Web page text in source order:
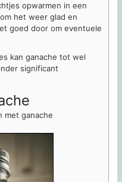
opwarmen in een
het weer glad en
goed door om eventuele
kan ganache tot wel
significant
met ganache